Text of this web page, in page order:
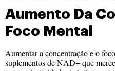
Aumento Da
Foco Mental
Aumentar a concentração e o
suplementos de NAD+ que